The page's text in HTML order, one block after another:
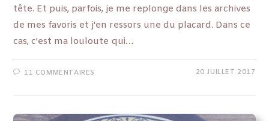
tête. Et puis, parfois, je me replonge dans les archives
de mes favoris et j'en ressors une du placard. Dans ce
cas, c'est ma louloute qui…
11 COMMENTAIRES 20 JUILLET 2017